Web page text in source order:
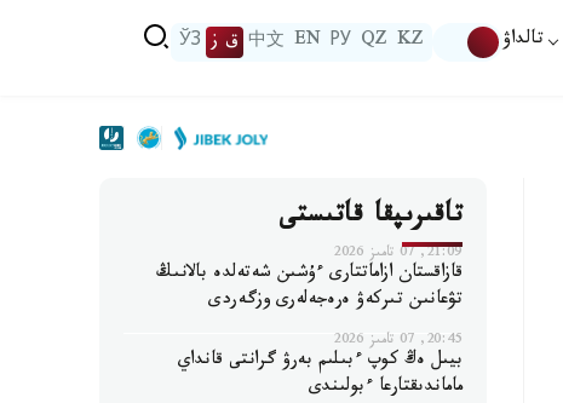
تالداۋ KZ
QZ
РУ
EN
中文 ق ز ЎЗ
تاقىرىپقا قاتىستى
21:09, 07 تامىز 2026
قازاقستان ازاماتتارى ءۇشىن شەتەلدە بالانىڭ
تۋعانىن تىركەۋ ەرەجەلەرى وزگەردى
20:45, 07 تامىز 2026
بيىل ەڭ كوپ ءبىلىم بەرۋ گرانتى قانداي
ماماندىقتارعا ءبولىندى